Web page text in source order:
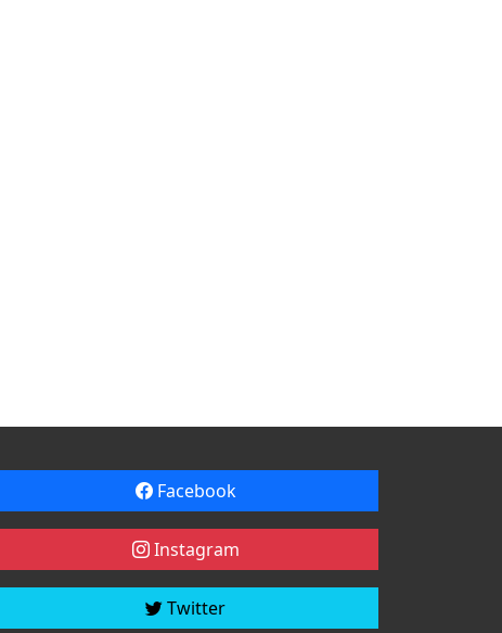
Facebook
Instagram
Twitter